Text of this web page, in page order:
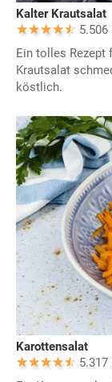
Kalter Krautsalat
5.506
Ein tolles Rezept
Krautsalat
köstlich.
Karottensalat
5.317